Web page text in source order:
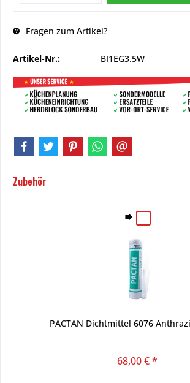
Fragen zum Artikel?
Artikel-Nr.: BI1EG3.5W
Zubehör
PACTAN Dichtmittel 6076
68,00 € *